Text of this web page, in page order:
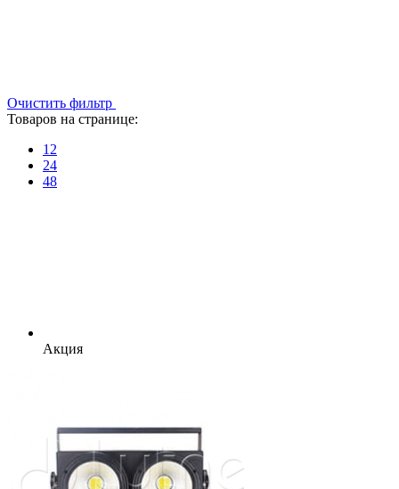
Очистить фильтр
Товаров на странице:
12
24
48
Акция